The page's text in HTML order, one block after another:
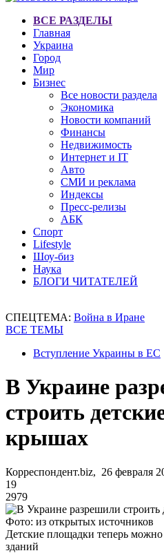
ВСЕ РАЗДЕЛЫ
Главная
Украина
Город
Мир
Бизнес
Все новости раздела
Экономика
Новости компаний
Финансы
Недвижимость
Интернет и IT
Авто
СМИ и реклама
Индексы
Пресс-релизы
АБК
Спорт
Lifestyle
Шоу-биз
Наука
БЛОГИ ЧИТАТЕЛЕЙ
СПЕЦТЕМА: Война в Иране
ВСЕ ТЕМЫ
Вступление Украины в ЕС
В Украине
строить
крышах
Корреспондент.biz, 26 февраля
19
2979
Фото: из открытых источников
Детские площадки теперь
зданий